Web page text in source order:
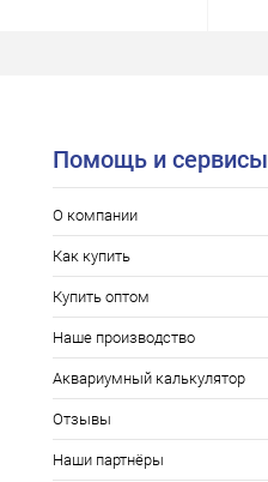
Помощь и сервисы
О компании
Как купить
Купить оптом
Наше производство
Аквариумный калькулятор
Отзывы
Наши партнёры